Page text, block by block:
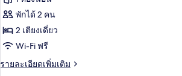
(Casual,
High
Floor)
ห้อง
ทวิน,
ปลอด
บุหรี่
พักได้ 2 คน
2 เตียงเดี่ยว
Wi-Fi ฟรี
รายละเอียดเพิ่มเติม
ราย